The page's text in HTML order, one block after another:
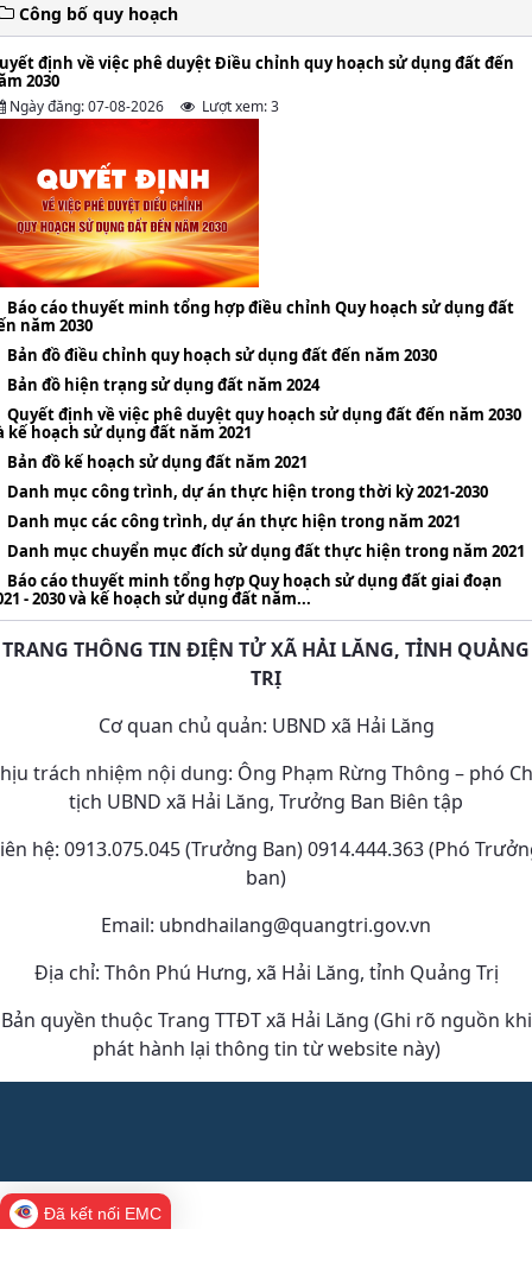
Công bố quy hoạch
định về việc phê duyệt Điều chỉnh quy hoạch sử dụng đất đến
2030
Ngày đăng: 07-08-2026 Lượt xem: 3
Báo cáo thuyết minh tổng hợp điều chỉnh Quy hoạch sử dụng đất
năm 2030
Bản đồ điều chỉnh quy hoạch sử dụng đất đến năm 2030
Bản đồ hiện trạng sử dụng đất năm 2024
Quyết định về việc phê duyệt quy hoạch sử dụng đất đến năm 2030
kế hoạch sử dụng đất năm 2021
Bản đồ kế hoạch sử dụng đất năm 2021
Danh mục công trình, dự án thực hiện trong thời kỳ 2021-2030
Danh mục các công trình, dự án thực hiện trong năm 2021
Danh mục chuyển mục đích sử dụng đất thực hiện trong năm 2021
Báo cáo thuyết minh tổng hợp Quy hoạch sử dụng đất giai đoạn
- 2030 và kế hoạch sử dụng đất năm...
TRANG THÔNG TIN ĐIỆN TỬ XÃ HẢI LĂNG, TỈNH QUẢNG
TRỊ
Cơ quan chủ quản: UBND xã Hải Lăng
trách nhiệm nội dung: Ông Phạm Rừng Thông – phó
tịch UBND xã Hải Lăng, Trưởng Ban Biên tập
hệ: 0913.075.045 (Trưởng Ban) 0914.444.363 (Phó
ban)
Email: ubndhailang@quangtri.gov.vn
Địa chỉ: Thôn Phú Hưng, xã Hải Lăng, tỉnh Quảng Trị
Bản quyền thuộc Trang TTĐT xã Hải Lăng (Ghi rõ nguồn khi
phát hành lại thông tin từ website này)
Đã kết nối EMC